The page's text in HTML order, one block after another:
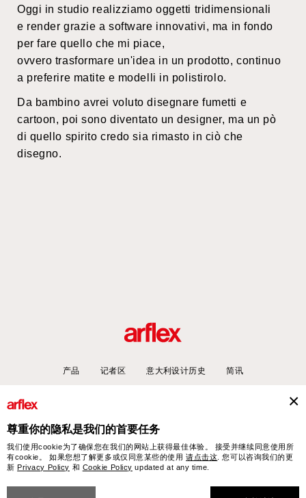
Oggi in studio realizziamo oggetti tridimensionali
e render grazie a software innovativi, ma in fondo
per fare quello che mi piace,
ovvero trasformare un'idea in un prodotto, continuo
a preferire matite e modelli in polistirolo.
Da bambino avrei voluto disegnare fumetti e
cartoon, poi sono diventato un designer, ma un pò
di quello spirito credo sia rimasto in ciò che
disegno.
产品 记者区 意大利设计历史 简讯
- Phone +39 0362 853043 - VAT IT 00703820969 – © arflex - sevensalotti spa 2026
保留所有权利
尊重你的隐私是我们的首要任务
我们使用cookie为了确保您在我们的网站上获得最佳体验。 接受并继续同意使用所
有cookie。 如果您想了解更多或仅同意某些的使用请点击这 . 您可以咨询我们的更
新Privacy Policy 和 Cookie Policy updated at any time.